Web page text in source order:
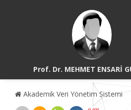
Prof. Dr. MEHMET ENSARİ
Akademik Veri Yönetim Sistemi